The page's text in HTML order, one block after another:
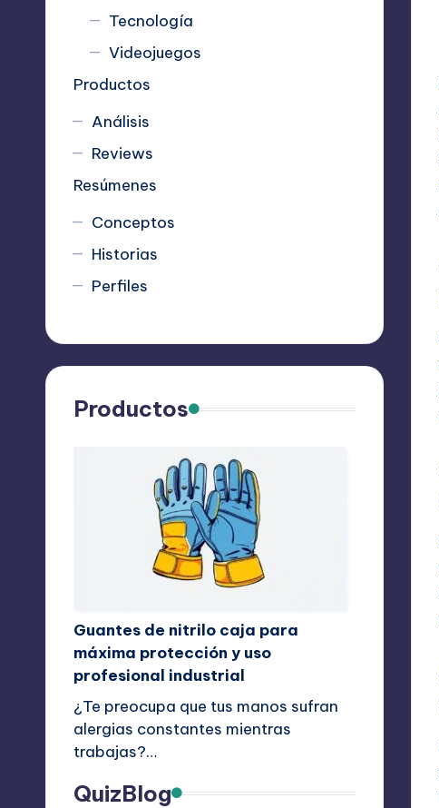
Tecnología
Videojuegos
Productos
Análisis
Reviews
Resúmenes
Conceptos
Historias
Perfiles
Productos
Guantes de nitrilo caja para
máxima protección y uso
profesional industrial
¿Te preocupa que tus manos sufran
alergias constantes mientras
trabajas?…
QuizBlog